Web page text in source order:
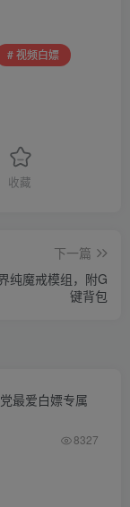
# 视频白嫖
收藏
下一篇
纯魔戒模组，附G
键背包
最爱白嫖专属
8327